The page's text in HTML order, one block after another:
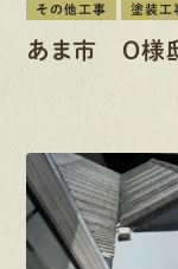
その他工事 塗装工
あま市 O様